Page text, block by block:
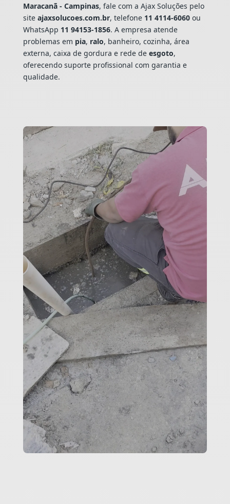
Maracanã - Campinas, fale com a Ajax Soluções pelo
site ajaxsolucoes.com.br, telefone 11 4114-6060ou
WhatsApp 11 94153-1856. A empresa atende
problemas em pia, ralo, banheiro, cozinha, área
externa, caixa de gordura e rede de esgoto,
oferecendo suporte profissional com garantia e
qualidade.